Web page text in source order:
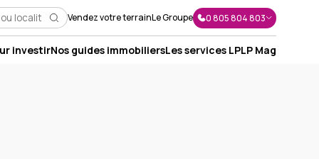
Vendez votre terrainLe Groupe 0 805 804 803
investirNos guides immobiliersLes services LPLP Mag